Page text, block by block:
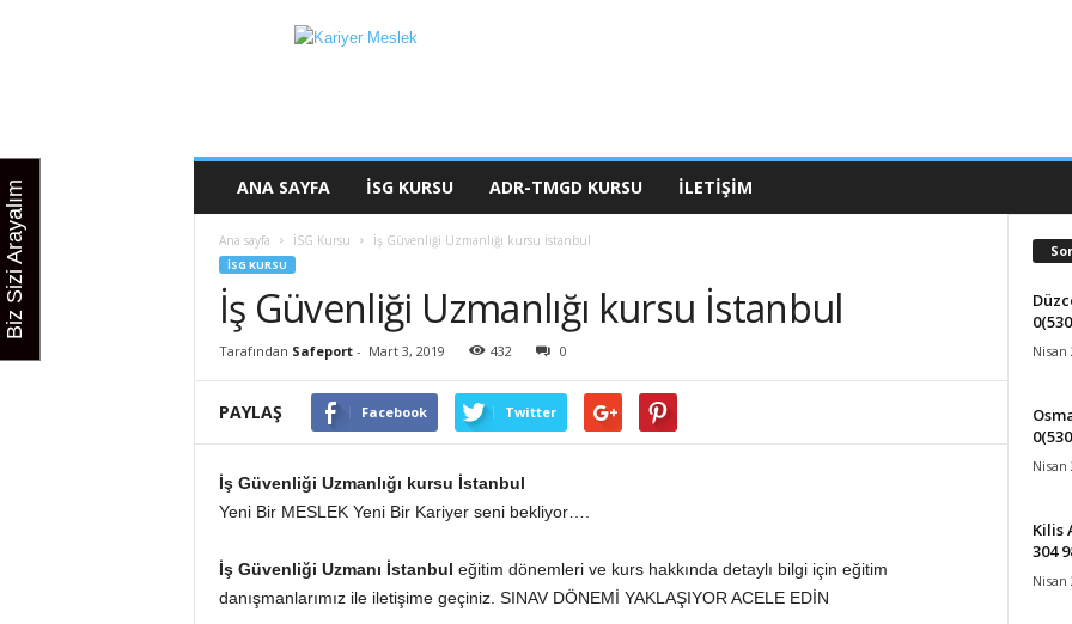
ANA SAYFA İSG KURSU ADR-TMGD KURSU İLETIŞIM
Ana sayfa İSG Kursu İş Güvenliği Uzmanlığı kursu İstanbul
İSG KURSU
İş Güvenliği Uzmanlığı kursu İstanbul
Tarafından Safeport- Mart 3, 2019 432 0
PAYLAŞ Facebook Twitter
İş Güvenliği Uzmanlığı kursu İstanbul
Yeni Bir MESLEK Yeni Bir Kariyer seni bekliyor….
İş Güvenliği Uzmanı İstanbul eğitim dönemleri ve kurs hakkında detaylı bilgi için eğitim
danışmanlarımız ile iletişime geçiniz. SINAV DÖNEMİ YAKLAŞIYOR ACELE EDİN
Nisan
Nisan
Kilis
304
Nisan
Biz Sizi Arayalım